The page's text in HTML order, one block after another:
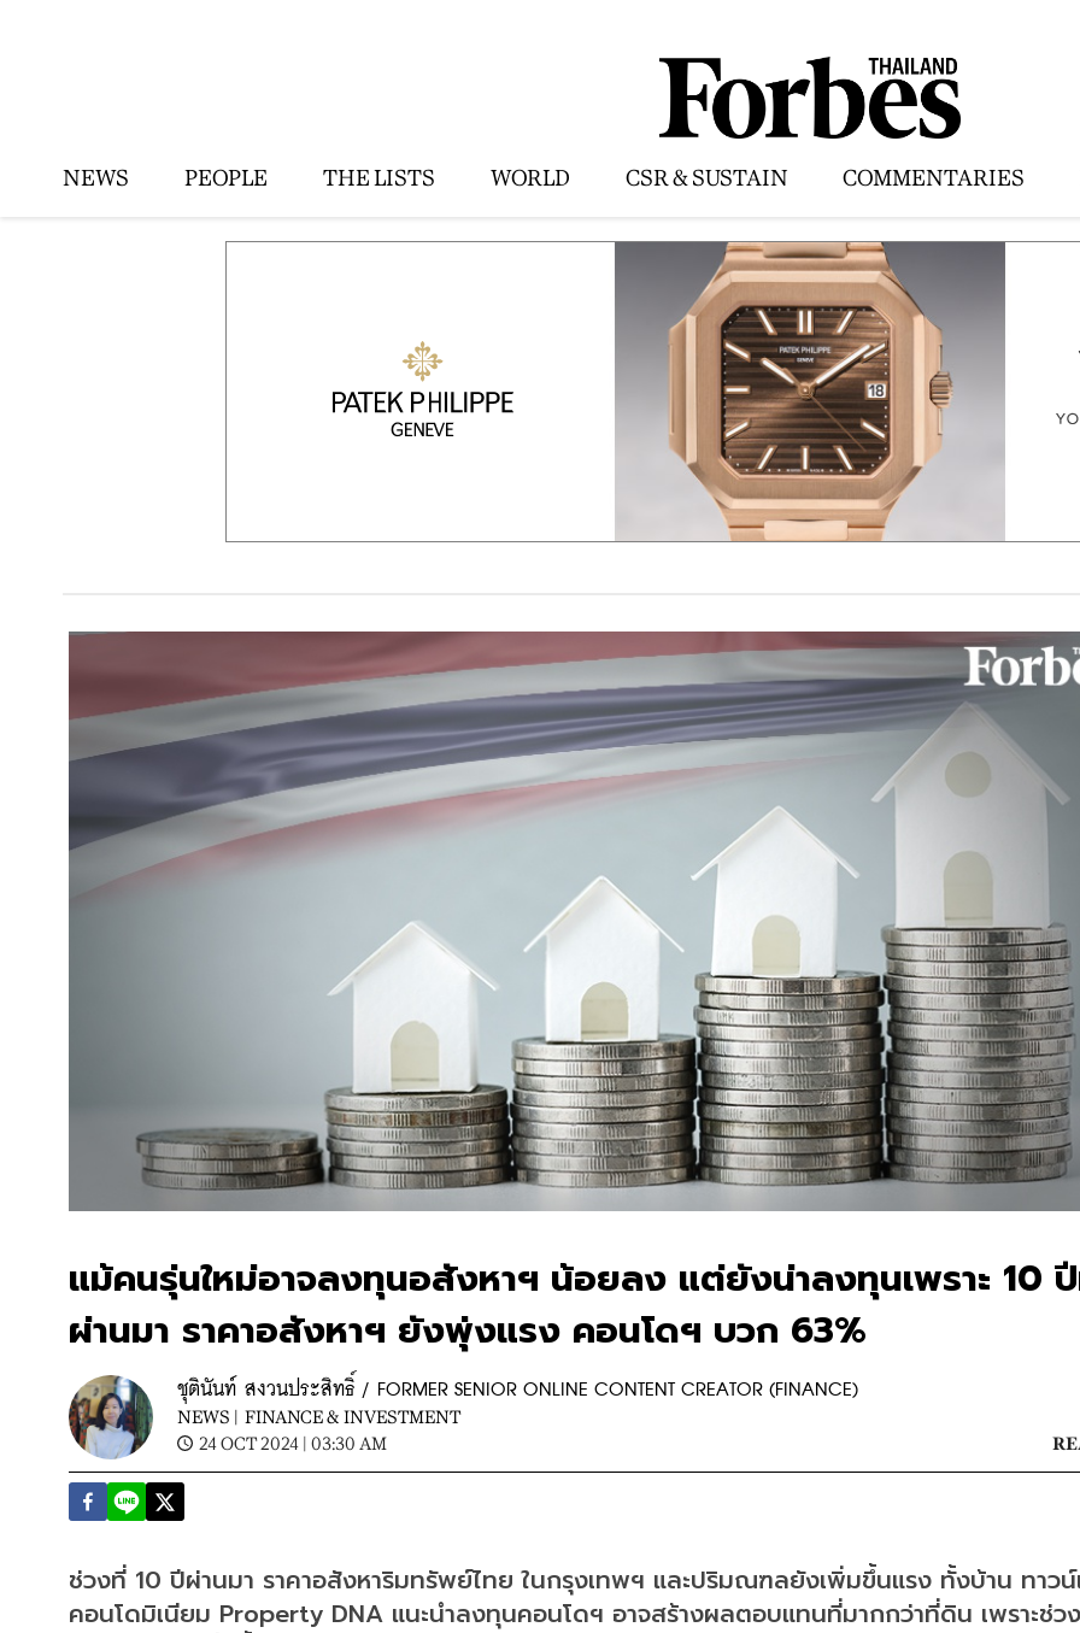
NEWS PEOPLE THE LISTS WORLD CSR & SUSTAIN COMMENTARIES
แม้คนรุ่นใหม่อาจลงทุนอสังหาฯ น้อยลง แต่ยังน่าลงทุนเพราะ 10
ผ่านมา ราคาอสังหาฯ ยังพุ่งแรง คอนโดฯ บวก 63%
ชุตินันท์ สงวนประสิทธิ์ / FORMER SENIOR ONLINE CONTENT CREATOR (FINANCE)
NEWS | FINANCE & INVESTMENT
24 OCT 2024 | 03:30 AM
ช่วงที่ 10 ปีผ่านมา ราคาอสังหาริมทรัพย์ไทย ในกรุงเทพฯ และปริมณฑลยังเพิ่มขึ้นแรง ทั้งบ้าน ทาวน์
คอนโดมิเนียม Property DNA แนะนำลงทุนคอนโดฯ อาจสร้างผลตอบแทนที่มากกว่าที่ดิน เพราะช่ว